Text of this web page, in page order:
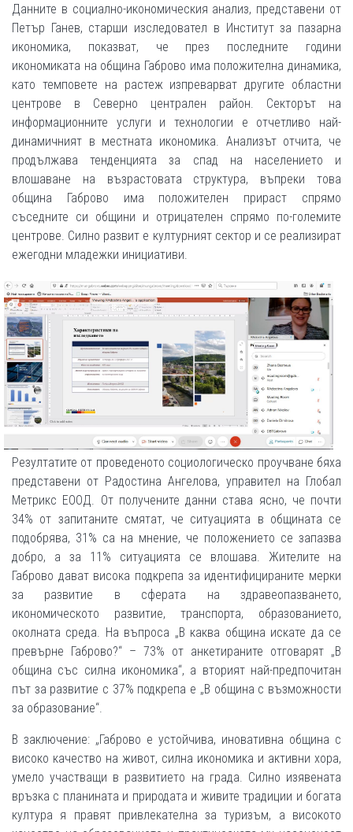
Данните в социално-икономическия анализ, представени от
Петър Ганев, старши изследовател в Институт за пазарна
икономика, показват, че през последните години
икономиката на община Габрово има положителна динамика,
като темповете на растеж изпреварват другите областни
центрове в Северно централен район. Секторът на
информационните услуги и технологии е отчетливо най-
динамичният в местната икономика. Анализът отчита, че
продължава тенденцията за спад на населението и
влошаване на възрастовата структура, въпреки това
община Габрово има положителен прираст спрямо
съседните си общини и отрицателен спрямо по-големите
центрове. Силно развит е културният сектор и се реализират
ежегодни младежки инициативи.
Резултатите от проведеното социологическо проучване бяха
представени от Радостина Ангелова, управител на Глобал
Метрикс ЕООД. От получените данни става ясно, че почти
34% от запитаните смятат, че ситуацията в общината се
подобрява, 31% са на мнение, че положението се запазва
добро, а за 11% ситуацията се влошава. Жителите на
Габрово дават висока подкрепа за идентифицираните мерки
за развитие в сферата на здравеопазването,
икономическото развитие, транспорта, образованието,
околната среда. На въпроса „В каква община искате да се
превърне Габрово?“ – 73% от анкетираните отговарят „В
община със силна икономика“, а вторият най-предпочитан
път за развитие с 37% подкрепа е „В община с възможности
за образование“.
В заключение: „Габрово е устойчива, иновативна община с
високо качество на живот, силна икономика и активни хора,
умело участващи в развитието на града. Силно изявената
връзка с планината и природата и живите традиции и богата
култура я правят привлекателна за туризъм, а високото